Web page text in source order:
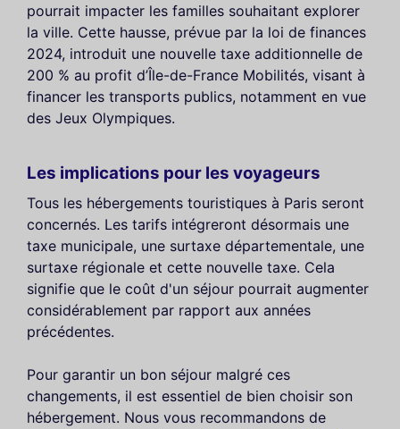
pourrait impacter les familles souhaitant explorer
la ville. Cette hausse, prévue par la loi de finances
2024, introduit une nouvelle taxe additionnelle de
200 % au profit d’Île-de-France Mobilités, visant à
financer les transports publics, notamment en vue
des Jeux Olympiques.
Les implications pour les voyageurs
Tous les hébergements touristiques à Paris seront
concernés. Les tarifs intégreront désormais une
taxe municipale, une surtaxe départementale, une
surtaxe régionale et cette nouvelle taxe. Cela
signifie que le coût d'un séjour pourrait augmenter
considérablement par rapport aux années
précédentes.
Pour garantir un bon séjour malgré ces
changements, il est essentiel de bien choisir son
hébergement. Nous vous recommandons de